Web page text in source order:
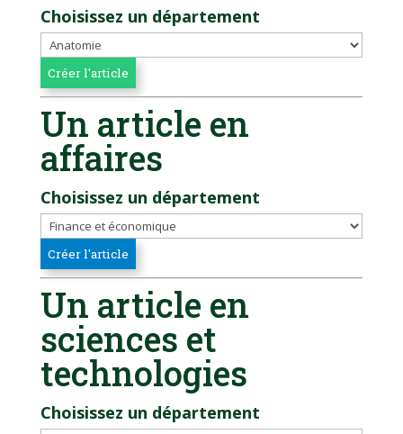
Choisissez un département
Un article en
affaires
Choisissez un département
Un article en
sciences et
technologies
Choisissez un département